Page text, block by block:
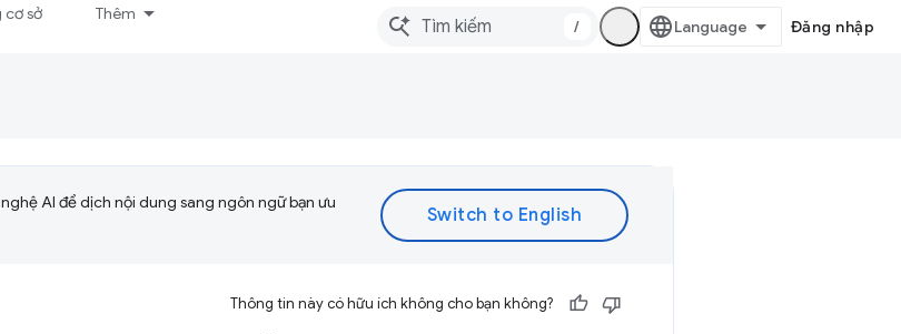
cơ sở Thêm
/ Đăng nhập
AI để dịch nội dung sang ngôn ngữ bạn ưu
Thông tin này có hữu ích không cho bạn không?